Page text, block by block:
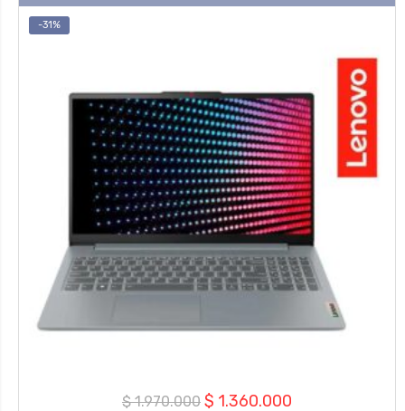
-31%
$1.970.000 El
$ 1.360.000